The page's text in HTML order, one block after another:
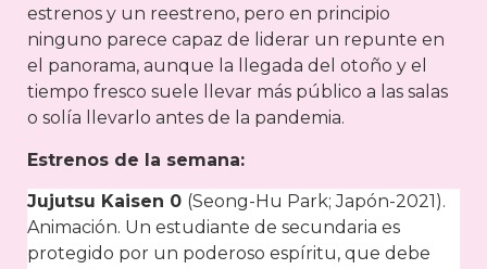
estrenos y un reestreno, pero en principio
ninguno parece capaz de liderar un repunte en
el panorama, aunque la llegada del otoño y el
tiempo fresco suele llevar más público a las salas
o solía llevarlo antes de la pandemia.
Estrenos de la semana:
Jujutsu Kaisen 0 (Seong-Hu Park; Japón-2021).
Animación. Un estudiante de secundaria es
protegido por un poderoso espíritu, que debe